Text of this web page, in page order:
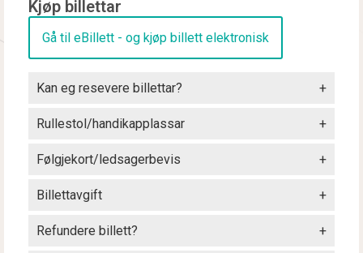
Kjøp billettar
Gå til eBillett - og kjøp billett elektronisk
Kan eg resevere billettar?
Rullestol/handikapplassar
Følgjekort/ledsagerbevis
Billettavgift
Refundere billett?